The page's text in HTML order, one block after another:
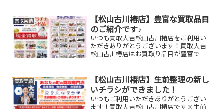
買取実績
【松山古川椿店】豊富な買取品目
のご紹介です♪
いつも買取大吉松山古川椿店をご利用い
ただきありがとうございます！買取大吉
松山古川椿店はお買取り品目が豊富で
たものや、片手でお持ちいただけるもの
ならお買取りできるお品が...
買取実績
【松山古川椿店】生前整理の新し
いチラシができました！
いつもご利用いただきありがとうござい
ます！買取大吉松山古川椿店です🔆生前